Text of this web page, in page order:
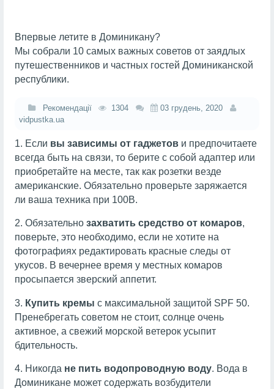
Впервые летите в Доминикану?
Мы собрали 10 самых важных советов от заядлых
путешественников и частных гостей Доминиканской
республики.
Рекомендації 1304
03 грудень, 2020
vidpustka.ua
1. Если вы зависимы от гаджетови предпочитаете
всегда быть на связи, то берите с собой адаптер или
приобретайте на месте, так как розетки везде
американские. Обязательно проверьте заряжается
ли ваша техника при 100В.
2. Обязательно захватить средство от комаров,
поверьте, это необходимо, если не хотите на
фотографиях редактировать красные следы от
укусов. В вечернее время у местных комаров
просыпается зверский аппетит.
3. Купить кремы с максимальной защитой SPF 50.
Пренебрегать советом не стоит, солнце очень
активное, а свежий морской ветерок усыпит
бдительность.
4. Никогда не пить водопроводную воду. Вода в
Доминикане может содержать возбудители